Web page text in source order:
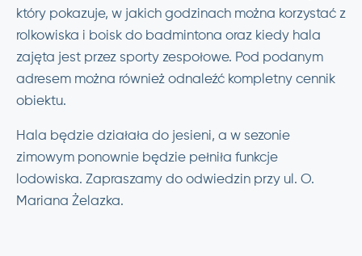
który pokazuje, w jakich godzinach można korzystać z
rolkowiska i boisk do badmintona oraz kiedy hala
zajęta jest przez sporty zespołowe. Pod podanym
adresem można również odnaleźć kompletny cennik
obiektu.
Hala będzie działała do jesieni, a w sezonie
zimowym ponownie będzie pełniła funkcje
lodowiska. Zapraszamy do odwiedzin przy ul. O.
Mariana Żelazka.